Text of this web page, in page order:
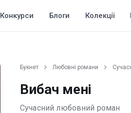
Конкурси Блоги Колекції
Букнет Любовні романи
Вибач мені
Сучасний любовний роман